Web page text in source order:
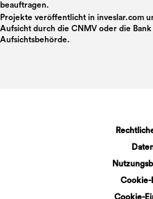
beauftragen.
Projekte veröffentlicht in inveslar.com
Aufsicht durch die CNMV oder die
Aufsichtsbehörde.
Cookie-
Cookie-